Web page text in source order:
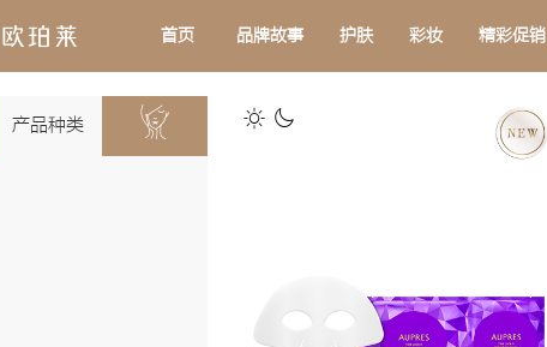
首页 品牌故事 护肤 彩妆 精彩促销
产品种类